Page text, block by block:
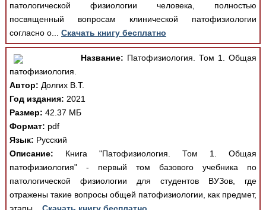
патологической физиологии человека, полностью
посвященный вопросам клинической патофизиологии
согласно о... Скачать книгу бесплатно
Название: Патофизиология. Том 1. Общая
патофизиология.
Автор: Долгих В.Т.
Год издания: 2021
Размер: 42.37 МБ
Формат: pdf
Язык: Русский
Описание: Книга "Патофизиология. Том 1. Общая
патофизиология" - первый том базового учебника по
патологической физиологии для студентов ВУЗов, где
отражены такие вопросы общей патофизиологии, как предмет,